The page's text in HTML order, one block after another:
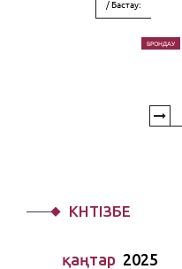
/ Бастау:
БРОНДАУ
КҮНТІЗБЕ
қаңтар 2025